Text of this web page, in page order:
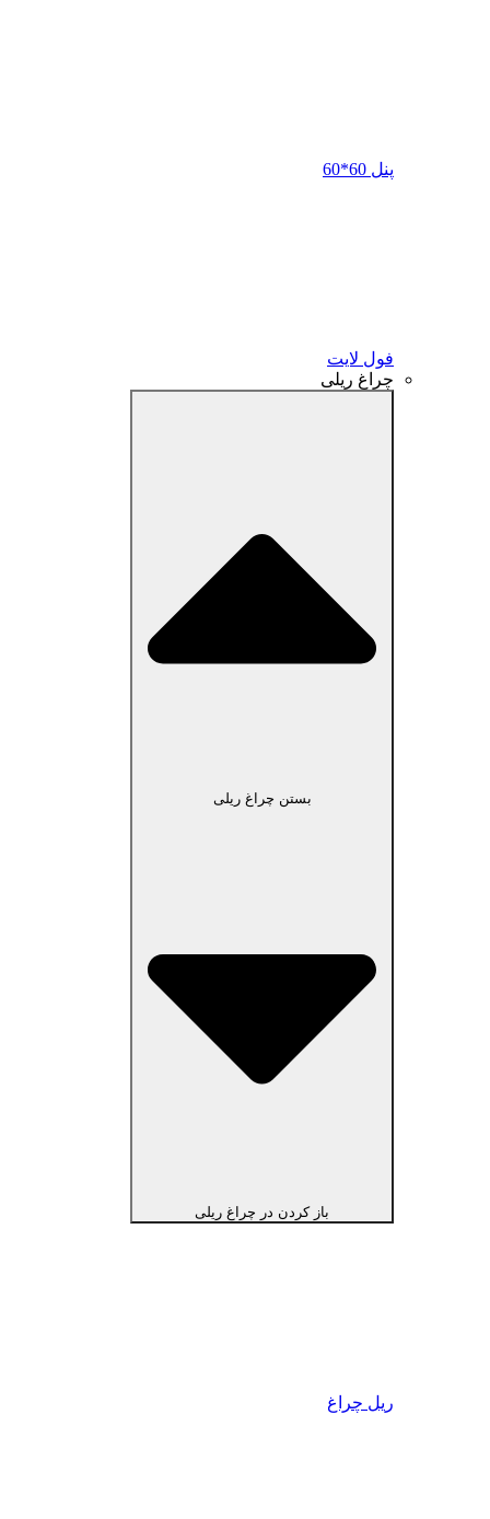
پنل 60*60
فول لایت
چراغ ریلی
بستن چراغ ریلی
باز کردن در چراغ ریلی
ریل چراغ